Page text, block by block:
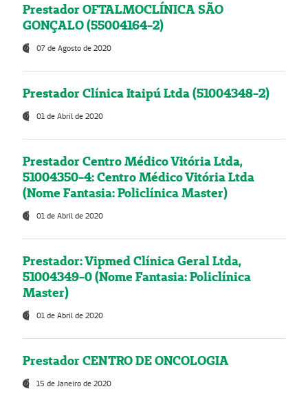
Prestador OFTALMOCLÍNICA SÃO
GONÇALO (55004164-2)
07 de Agosto de 2020
Prestador Clínica Itaipú Ltda (51004348-2)
01 de Abril de 2020
Prestador Centro Médico Vitória Ltda,
51004350-4: Centro Médico Vitória Ltda
(Nome Fantasia: Policlínica Master)
01 de Abril de 2020
Prestador: Vipmed Clínica Geral Ltda,
51004349-0 (Nome Fantasia: Policlínica
Master)
01 de Abril de 2020
Prestador CENTRO DE ONCOLOGIA
15 de Janeiro de 2020